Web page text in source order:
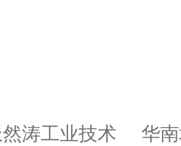
然涛工业技术 华